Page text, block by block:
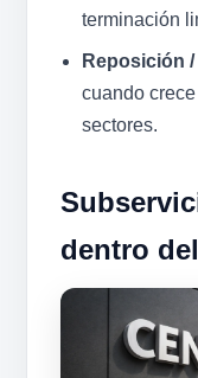
terminación
Reposición
cuando
sectores.
dentro